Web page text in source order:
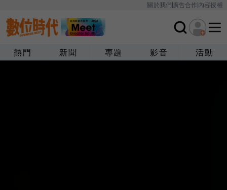
關於我們廣告合作內容授權
熱門 新聞 專題 影音 活動